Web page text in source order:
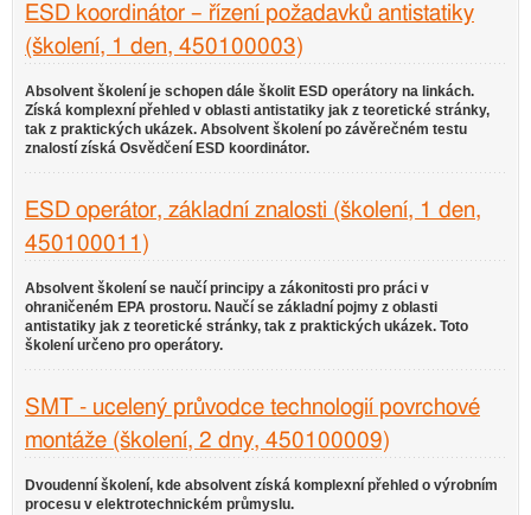
ESD koordinátor – řízení požadavků antistatiky
(školení, 1 den, 450100003)
Absolvent školení je schopen dále školit ESD operátory na linkách.
Získá komplexní přehled v oblasti antistatiky jak z teoretické stránky,
tak z praktických ukázek. Absolvent školení po závěrečném testu
znalostí získá Osvědčení ESD koordinátor.
ESD operátor, základní znalosti (školení, 1 den,
450100011)
Absolvent školení se naučí principy a zákonitosti pro práci v
ohraničeném EPA prostoru. Naučí se základní pojmy z oblasti
antistatiky jak z teoretické stránky, tak z praktických ukázek. Toto
školení určeno pro operátory.
SMT - ucelený průvodce technologií povrchové
montáže (školení, 2 dny, 450100009)
Dvoudenní školení, kde absolvent získá komplexní přehled o výrobním
procesu v elektrotechnickém průmyslu.